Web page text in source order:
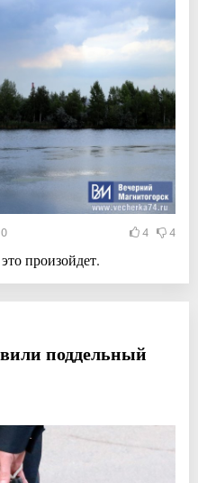
4 4
произойдет.
поддельный